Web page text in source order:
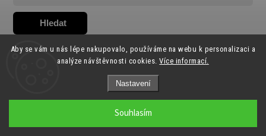
Aby se vám u nás lépe nakupovalo, používáme na webu k personalizaci a
analýze návštěvnosti cookies.Více informací.
Nastavení
Souhlasím
Hledat
Ewena.CZ. Všechna práva vyhrazena.